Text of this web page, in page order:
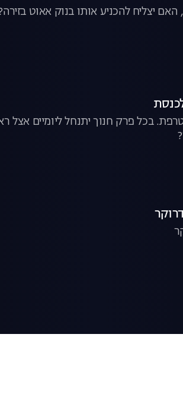
יצליח להכניע אותו בנוק אאוט
בכל פרק חנוך יתנחל ליומיים